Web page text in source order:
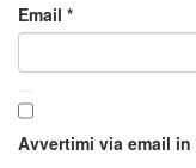
Email *
Avvertimi via email